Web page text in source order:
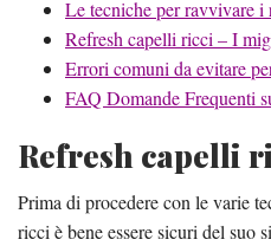
Le tecniche per ravvivare i
Refresh capelli ricci – I
Errori comuni da evitare
FAQ Domande Frequenti
Refresh capelli
Prima di procedere con le varie
ricci è bene essere sicuri del suo